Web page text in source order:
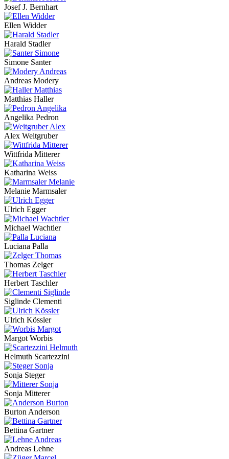
Josef J. Bernhart
Ellen Widder
Harald Stadler
Simone Santer
Andreas Modery
Matthias Haller
Angelika Pedron
Alex Weitgruber
Wittfrida Mitterer
Katharina Weiss
Melanie Marmsaler
Ulrich Egger
Michael Wachtler
Luciana Palla
Thomas Zelger
Herbert Taschler
Siglinde Clementi
Ulrich Kössler
Margot Worbis
Helmuth Scartezzini
Sonja Steger
Sonja Mitterer
Burton Anderson
Bettina Gartner
Andreas Lehne